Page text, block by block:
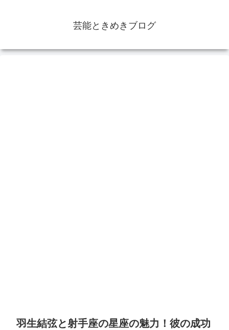
芸能ときめきブログ
羽生結弦と射手座の星座の魅力！彼の成功